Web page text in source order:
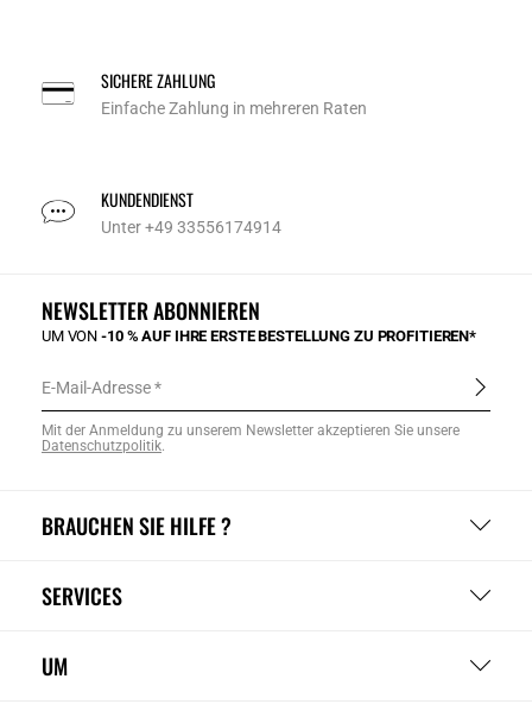
SICHERE ZAHLUNG
Einfache Zahlung in mehreren Raten
KUNDENDIENST
Unter +49 33556174914
BRAUCHEN SIE HILFE ?
SERVICES
UM
NEWSLETTER ABONNIEREN
UM VON-10 % AUF IHRE ERSTE BESTELLUNG ZU PROFITIEREN*
E-Mail-Adresse
Mit der Anmeldung zu unserem Newsletter akzeptieren Sie unsere
Datenschutzpolitik.